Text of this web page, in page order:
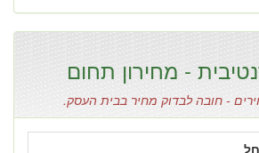
- מחירון תחום
- חובה לבדוק מחיר בבית העסק.